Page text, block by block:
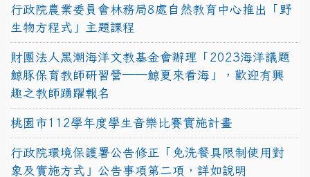
行政院農業委員會林務局8處自然教育中心推出「野
生物方程式」主題課程
財團法人黑潮海洋文教基金會辦理「2023海洋議題
鯨豚保育教師研習營──鯨夏來看海」，歡迎有興
趣之教師踴躍報名
桃園市112學年度學生音樂比賽實施計畫
行政院環境保護署公告修正「免洗餐具限制使用對
象及實施方式」公告事項第二項，詳如說明